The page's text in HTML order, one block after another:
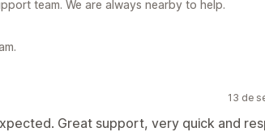
team. We are always nearby to help.
13 de
Great support, very quick and